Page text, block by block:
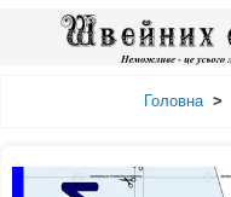
Головна >